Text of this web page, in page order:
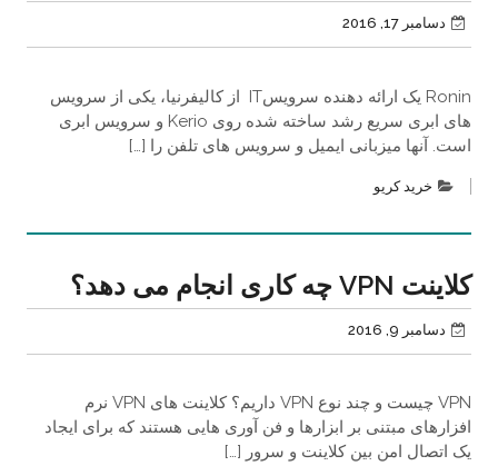
دسامبر 17, 2016
Ronin یک ارائه دهنده سرویسIT از کالیفرنیا، یکی از سرویس
های ابری سریع رشد ساخته شده روی Kerio و سرویس ابری
است. آنها میزبانی ایمیل و سرویس های تلفن را […]
خرید کریو
کلاینت VPN چه کاری انجام می دهد؟
دسامبر 9, 2016
VPN چیست و چند نوع VPN داریم؟ کلاینت های VPN نرم
افزارهای مبتنی بر ابزارها و فن آوری هایی هستند که برای ایجاد
یک اتصال امن بین کلاینت و سرور […]